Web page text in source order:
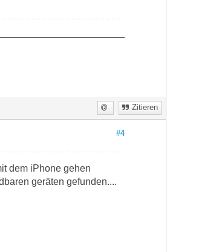
Zitieren
#4
dem iPhone gehen
geräten gefunden....